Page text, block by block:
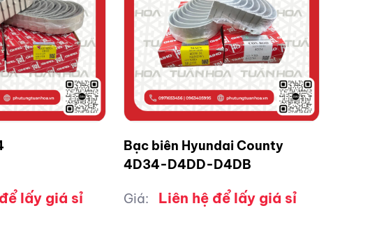
lấy giá sỉ
Bạc biên Hyundai County
4D34-D4DD-D4DB
Giá: Liên hệ để lấy giá sỉ